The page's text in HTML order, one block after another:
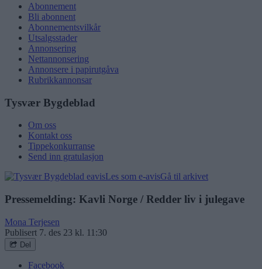
Abonnement
Bli abonnent
Abonnementsvilkår
Utsalgsstader
Annonsering
Nettannonsering
Annonsere i papirutgåva
Rubrikkannonsar
Tysvær Bygdeblad
Om oss
Kontakt oss
Tippekonkurranse
Send inn gratulasjon
Les som e-avisGå til arkivet
Pressemelding: Kavli Norge / Redder liv i julegave
Mona Terjesen
Publisert 7. des 23 kl. 11:30
Del
Facebook